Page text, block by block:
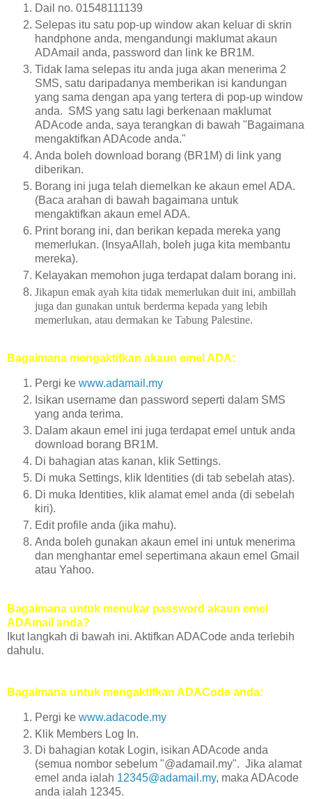
Dail no. 01548111139
Selepas itu satu pop-up window akan keluar di skrin
handphone anda, mengandungi maklumat akaun
ADAmail anda, password dan link ke BR1M.
Tidak lama selepas itu anda juga akan menerima 2
SMS, satu daripadanya memberikan isi kandungan
yang sama dengan apa yang tertera di pop-up window
anda. SMS yang satu lagi berkenaan maklumat
ADAcode anda, saya terangkan di bawah "Bagaimana
mengaktifkan ADAcode anda."
Anda boleh download borang (BR1M) di link yang
diberikan.
Borang ini juga telah diemelkan ke akaun emel ADA.
(Baca arahan di bawah bagaimana untuk
mengaktifkan akaun emel ADA.
Print borang ini, dan berikan kepada mereka yang
memerlukan. (InsyaAllah, boleh juga kita membantu
mereka).
Kelayakan memohon juga terdapat dalam borang ini.
Jikapun emak ayah kita tidak memerlukan duit ini, ambillah
juga dan gunakan untuk berderma kepada yang lebih
memerlukan, atau dermakan ke Tabung Palestine.
Bagaimana mengaktifkan akaun emel ADA:
Pergi ke www.adamail.my
Isikan username dan password seperti dalam SMS
yang anda terima.
Dalam akaun emel ini juga terdapat emel untuk anda
download borang BR1M.
Di bahagian atas kanan, klik Settings.
Di muka Settings, klik Identities (di tab sebelah atas).
Di muka Identities, klik alamat emel anda (di sebelah
kiri).
Edit profile anda (jika mahu).
Anda boleh gunakan akaun emel ini untuk menerima
dan menghantar emel sepertimana akaun emel Gmail
atau Yahoo.
Bagaimana untuk menukar password akaun emel
ADAmail anda?
Ikut langkah di bawah ini. Aktifkan ADACode anda terlebih
dahulu.
Bagaimana untuk mengaktifkan ADACode anda:
Pergi ke www.adacode.my
Klik Members Log In.
Di bahagian kotak Login, isikan ADAcode anda
(semua nombor sebelum "@adamail.my". Jika alamat
emel anda ialah 12345@adamail.my, maka ADAcode
anda ialah 12345.